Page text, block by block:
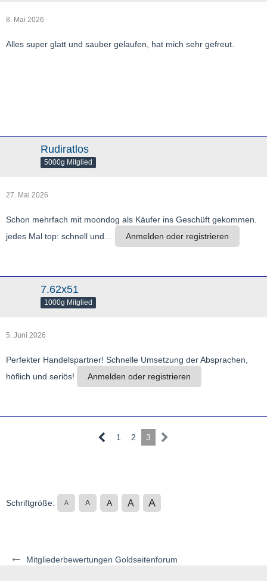
Mitgliederbewertungen Goldseitenforum
8. Mai 2026
Alles super glatt und sauber gelaufen, hat mich sehr gefreut.
Rudiratlos
5000g Mitglied
27. Mai 2026
Schon mehrfach mit moondog als Käufer ins Geschüft gekommen.
jedes Mal top: schnell und…
Anmelden oder registrieren
7.62x51
1000g Mitglied
5. Juni 2026
Perfekter Handelspartner! Schnelle Umsetzung der Absprachen,
höflich und seriös!
Anmelden oder registrieren
1 2 3
Schriftgröße: A A A A A